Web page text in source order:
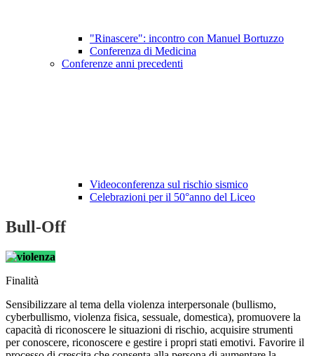
"Rinascere": incontro con Manuel Bortuzzo
Conferenza di Medicina
Conferenze anni precedenti
Videoconferenza sul rischio sismico
Celebrazioni per il 50°anno del Liceo
Bull-Off
Finalità
Sensibilizzare al tema della violenza interpersonale (bullismo,
cyberbullismo, violenza fisica, sessuale, domestica), promuovere la
capacità di riconoscere le situazioni di rischio, acquisire strumenti
per conoscere, riconoscere e gestire i propri stati emotivi. Favorire il